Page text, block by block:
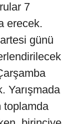
7
erecek.
günü
Yarışmada
toplamda